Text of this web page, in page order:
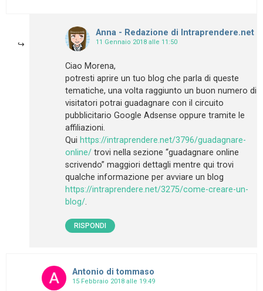
Anna - Redazione di Intraprendere.net
11 Gennaio 2018 alle 11:50
Ciao Morena,
potresti aprire un tuo blog che parla di queste
tematiche, una volta raggiunto un buon numero di
visitatori potrai guadagnare con il circuito
pubblicitario Google Adsense oppure tramite le
affiliazioni.
Qui https://intraprendere.net/3796/guadagnare-
online/ trovi nella sezione “guadagnare online
scrivendo” maggiori dettagli mentre qui trovi
qualche informazione per avviare un blog
https://intraprendere.net/3275/come-creare-un-
blog/.
RISPONDI
Antonio di tommaso
15 Febbraio 2018 alle 19:49